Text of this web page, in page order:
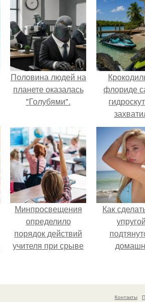
Половина людей на
планете оказалась
"Голубями".
флориде
Минпросвещения
определило
порядок действий
учителя при срыве
Как
Контакты